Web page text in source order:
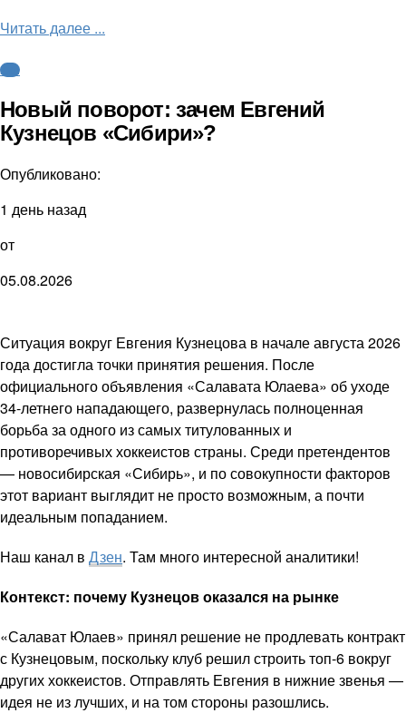
Читать далее ...
КХЛ
Новый поворот: зачем Евгений
Кузнецов «Сибири»?
Опубликовано:
1 день назад
от
05.08.2026
Ситуация вокруг Евгения Кузнецова в начале августа 2026
года достигла точки принятия решения. После
официального объявления «Салавата Юлаева» об уходе
34-летнего нападающего, развернулась полноценная
борьба за одного из самых титулованных и
противоречивых хоккеистов страны. Среди претендентов
— новосибирская «Сибирь», и по совокупности факторов
этот вариант выглядит не просто возможным, а почти
идеальным попаданием.
Наш канал в Дзен. Там много интересной аналитики!
Контекст: почему Кузнецов оказался на рынке
«Салават Юлаев» принял решение не продлевать контракт
с Кузнецовым, поскольку клуб решил строить топ-6 вокруг
других хоккеистов. Отправлять Евгения в нижние звенья —
идея не из лучших, и на том стороны разошлись.